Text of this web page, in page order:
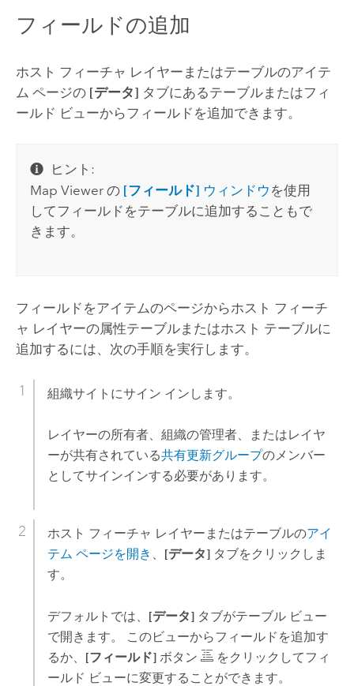
フィールドの追加
ホスト フィーチャ レイヤーまたはテーブルのアイテ
ム ページの [データ] タブにあるテーブルまたはフィ
ールド ビューからフィールドを追加できます。
ヒント:
Map Viewer の [フィールド] ウィンドウ を使用
してフィールドをテーブルに追加することもで
きます。
フィールドをアイテムのページからホスト フィーチ
ャ レイヤーの属性テーブルまたはホスト テーブルに
追加するには、次の手順を実行します。
組織サイトにサイン インします。
レイヤーの所有者、組織の管理者、またはレイヤ
ーが共有されている共有更新グループのメンバー
としてサインインする必要があります。
ホスト フィーチャ レイヤーまたはテーブルのアイ
テム ページを開き 、 [データ]タブをクリックしま
す。
デフォルトでは、 [データ]タブがテーブル ビュー
で開きます。 このビューからフィールドを追加す
るか、 [フィールド]ボタン
をクリックしてフィ
ールド ビューに変更することができます。